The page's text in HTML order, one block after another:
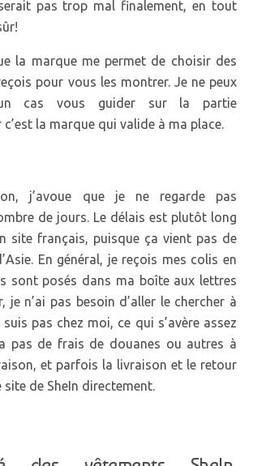
pas trop mal finalement, en tout
la marque me permet de choisir des
pour vous les montrer. Je ne peux
cas vous guider sur la partie
c’est la marque qui valide à ma place.
j’avoue que je ne regarde pas
de jours. Le délais est plutôt long
site français, puisque ça vient pas de
En général, je reçois mes colis en
sont posés dans ma boîte aux lettres
je n’ai pas besoin d’aller le chercher à
pas chez moi, ce qui s’avère assez
pas de frais de douanes ou autres à
et parfois la livraison et le retour
de SheIn directement.